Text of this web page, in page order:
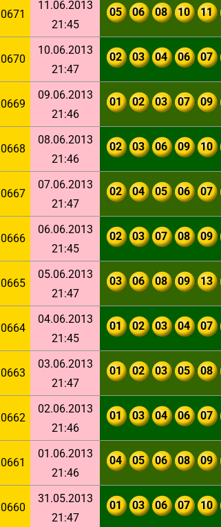
0671
11.06.2013
21:45
05 06 08 10 11
0670
10.06.2013
21:47
02 03 04 06 07
0669
09.06.2013
21:46
01 02 03 07 09
0668
08.06.2013
21:46
02 03 06 09 10
0667
07.06.2013
21:47
02 04 05 06 07
0666
06.06.2013
21:45
02 03 07 08 09
0665
05.06.2013
21:47
03 06 08 09 13
0664
04.06.2013
21:45
01 02 03 04 07
0663
03.06.2013
21:47
01 02 03 05 08
0662
02.06.2013
21:46
01 03 04 06 07
0661
01.06.2013
21:46
04 05 06 08 09
0660
31.05.2013
21:47
01 03 06 07 10